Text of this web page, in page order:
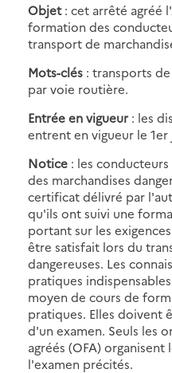
Objet: cet arrêté agréé
formation des
transport de
Mots-clés : transports
par voie routière.
Entrée en vigueur : les
entrent en vigueur le 1er
Notice : les
des marchandises
certificat délivré par
qu'ils ont suivi une
portant sur les
être satisfait lors du
dangereuses. Les
pratiques
moyen de cours de
pratiques. Elles doivent
d'un examen. Seuls les
agréés (OFA)
l'examen précités.